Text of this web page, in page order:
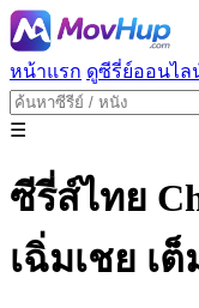
หน้าแรก ดูซีรี่ย์ออนไล
☰
ซีรี่ส์ไทย
เฉิ่มเชย เต็